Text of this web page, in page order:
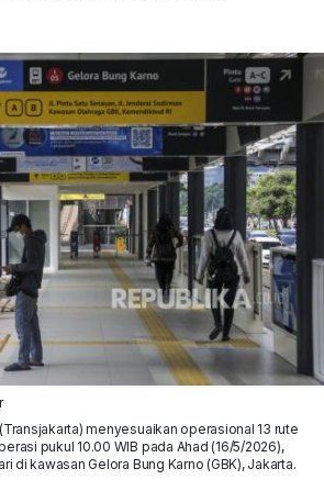
menyesuaikan operasional 13 rute
pukul 10.00 WIB pada Ahad (16/5/2026),
di kawasan Gelora Bung Karno (GBK), Jakarta.